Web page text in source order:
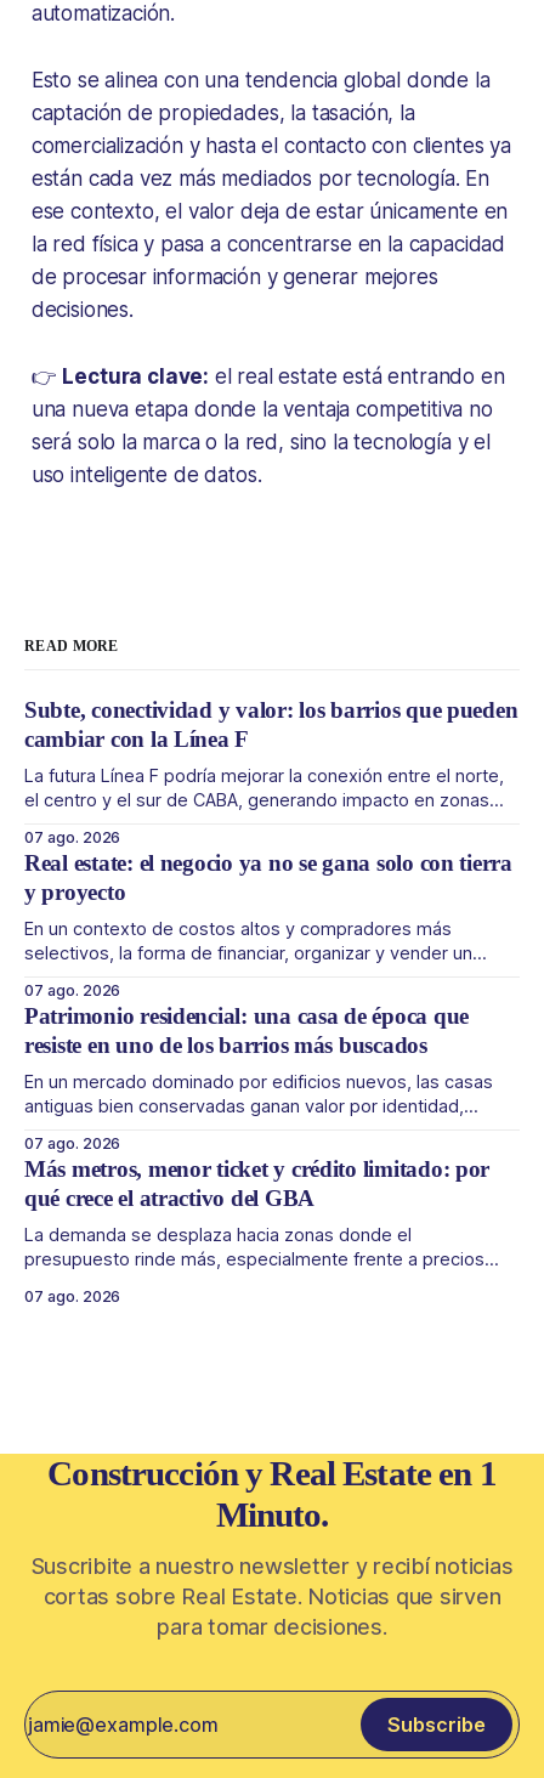
automatización.
Esto se alinea con una tendencia global donde la
captación de propiedades, la tasación, la
comercialización y hasta el contacto con clientes ya
están cada vez más mediados por tecnología. En
ese contexto, el valor deja de estar únicamente en
la red física y pasa a concentrarse en la capacidad
de procesar información y generar mejores
decisiones.
👉 Lectura clave: el real estate está entrando en
una nueva etapa donde la ventaja competitiva no
será solo la marca o la red, sino la tecnología y el
uso inteligente de datos.
READ MORE
Subte, conectividad y valor: los barrios que pueden
cambiar con la Línea F
La futura Línea F podría mejorar la conexión entre el norte,
el centro y el sur de CABA, generando impacto en zonas
transporte puede cambiar el mapa inmobiliario de una
ciudad. La futura Línea F del subte busca mejorar la
conexión
07 ago. 2026
Real estate: el negocio ya no se gana solo con tierra
y proyecto
En un contexto de costos altos y compradores más
selectivos, la forma de financiar, organizar y vender un
éxito de un desarrollo inmobiliario ya no depende solo de
conseguir un buen terreno. En un mercado más exigente, la
estructura financiera, legal
07 ago. 2026
Patrimonio residencial: una casa de época que
resiste en uno de los barrios más buscados
En un mercado dominado por edificios nuevos, las casas
antiguas bien conservadas ganan valor por identidad,
algunas piezas residenciales que cuentan otra historia del
barrio. En medio de torres, edificios nuevos y proyectos
premium, todavía aparecen casas de más de 100 años
07 ago. 2026
Más metros, menor ticket y crédito limitado: por
qué crece el atractivo del GBA
La demanda se desplaza hacia zonas donde el
presupuesto rinde más, especialmente frente a precios
Conurbano vuelve a ganar protagonismo en el mapa
07 ago. 2026
Construcción y Real Estate en 1
Minuto.
Suscribite a nuestro newsletter y recibí noticias
cortas sobre Real Estate. Noticias que sirven
para tomar decisiones.
Subscribe